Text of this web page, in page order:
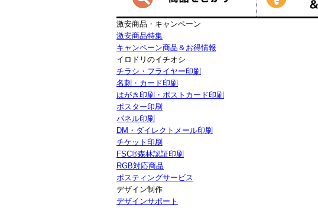
激安商品・キャンペーン
激安商品特集
キャンペーン商品＆お得情報
イロドリのイチオシ
チラシ・フライヤー印刷
名刺・カード印刷
はがき印刷・ポストカード印刷
ポスター印刷
パネル印刷
DM・ダイレクトメール印刷
チケット印刷
FSC®森林認証印刷
RGB対応商品
ポスティングサービス
デザイン制作
デザインサポート